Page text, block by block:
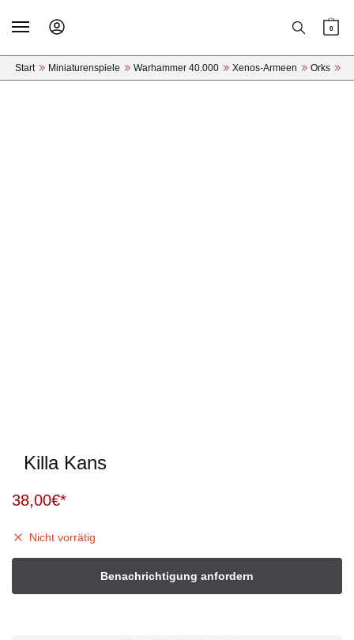
0
Start » Miniaturenspiele » Warhammer 40.000 » Xenos-Armeen » Orks »
Killa Kans
38,00€
Nicht vorrätig